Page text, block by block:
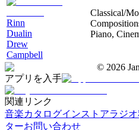
Rinn
Dualin
Drew
Campbell
Classical/
Piano,
© 2026
アプリを入手
関連リンク
音楽カタログインストアラジオ
ターお問い合わせ